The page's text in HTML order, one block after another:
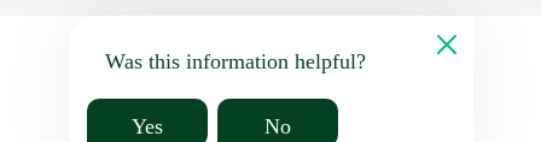
Was this information helpful?
Yes No